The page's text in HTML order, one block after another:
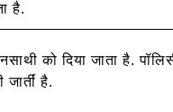
है.
दिया जाता है.
है.